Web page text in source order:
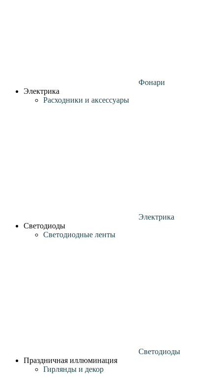
Фонари
Электрика
Расходники и аксессуары
Электрика
Светодиоды
Светодиодные ленты
Светодиоды
Праздничная иллюминация
Гирлянды и декор